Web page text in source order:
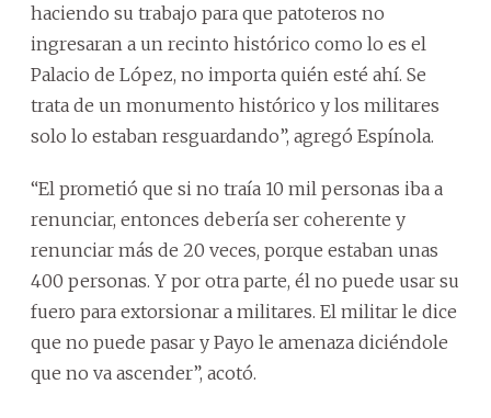
haciendo su trabajo para que patoteros no
ingresaran a un recinto histórico como lo es el
Palacio de López, no importa quién esté ahí. Se
trata de un monumento histórico y los militares
solo lo estaban resguardando”, agregó Espínola.
“El prometió que si no traía 10 mil personas iba a
renunciar, entonces debería ser coherente y
renunciar más de 20 veces, porque estaban unas
400 personas. Y por otra parte, él no puede usar su
fuero para extorsionar a militares. El militar le dice
que no puede pasar y Payo le amenaza diciéndole
que no va ascender”, acotó.